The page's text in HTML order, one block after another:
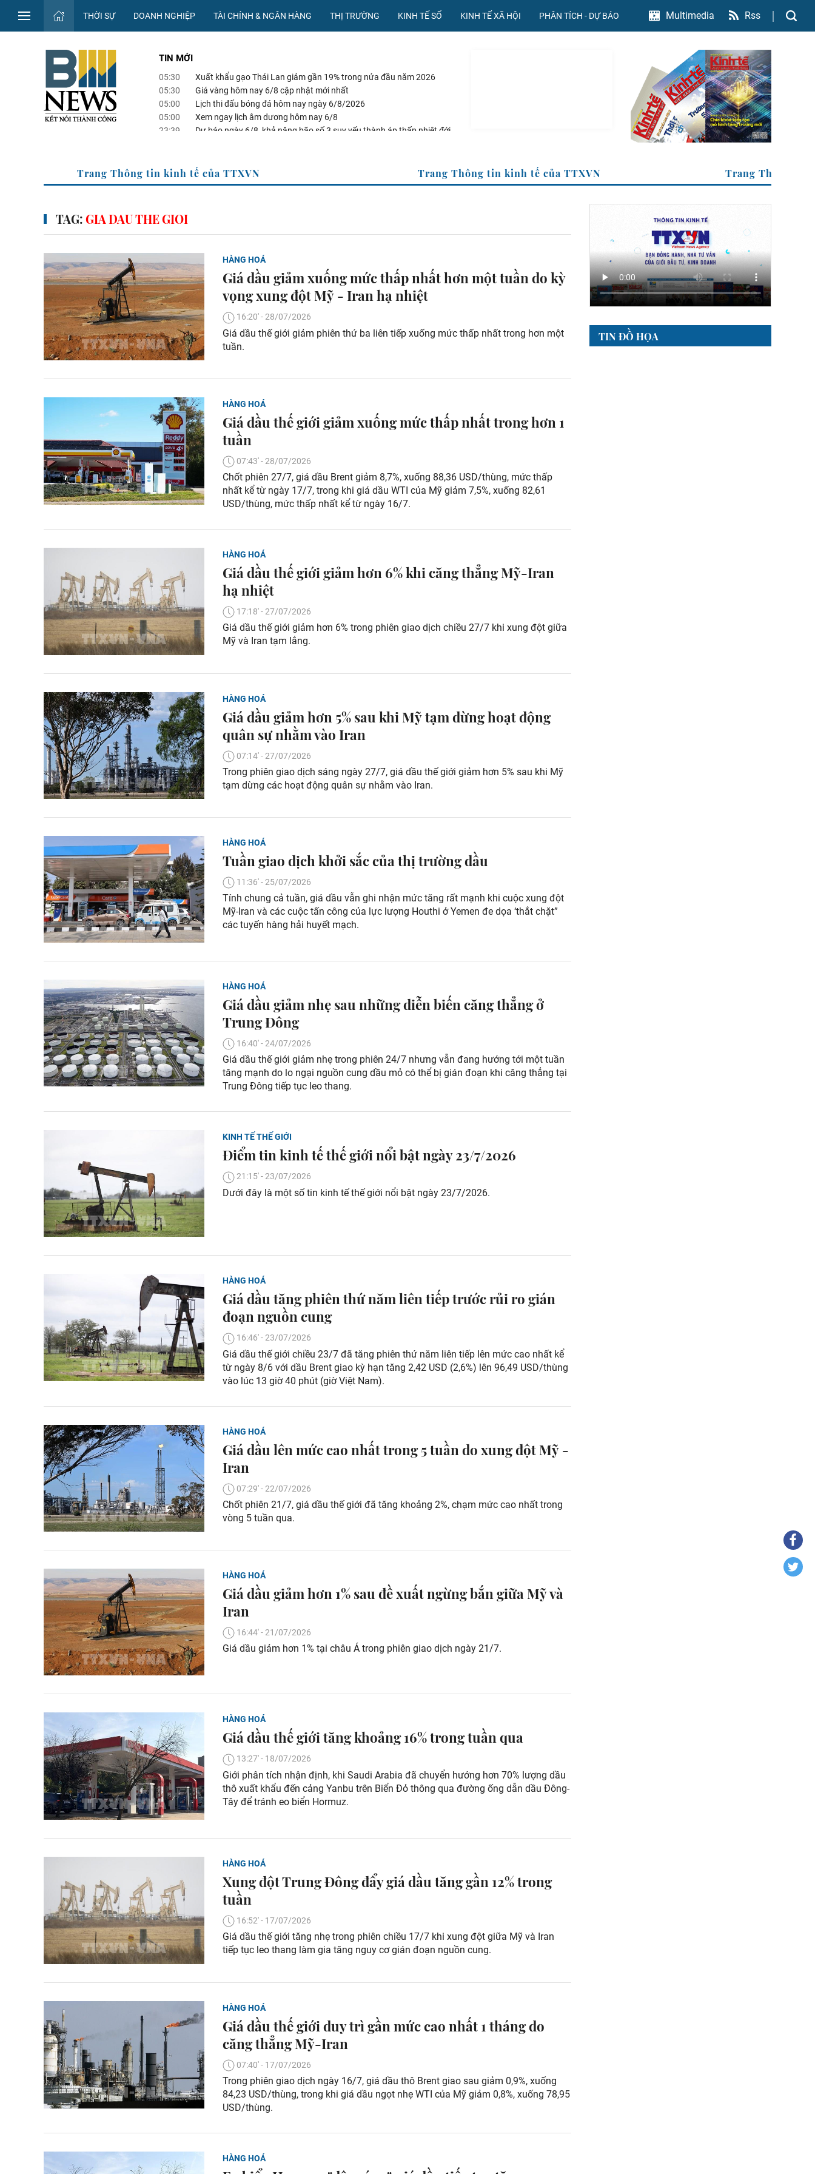
THỜI SỰ DOANH NGHIỆP TÀI CHÍNH & NGÂN HÀNG THỊ TRƯỜNG KINH TẾ SỐ KINH TẾ XÃ HỘI PHÂN TÍCH - DỰ BÁO Multimedia Rss
TIN MỚI
05:30
Xuất khẩu gạo Thái Lan giảm gần 19% trong nửa đầu năm 2026
05:30
Giá vàng hôm nay 6/8 cập nhật mới nhất
05:00
Lịch thi đấu bóng đá hôm nay ngày 6/8/2026
05:00
Xem ngay lịch âm dương hôm nay 6/8
23:39
Dự báo ngày 6/8, khả năng bão số 3 suy yếu thành áp thấp nhiệt đới
Trang Thông tin kinh tế của TTXVN Trang Thông tin kinh tế của TTXVN
TAG:GIA DAU THE GIOI
HÀNG HOÁ
Giá dầu giảm xuống mức thấp nhất hơn một tuần do kỳ
vọng xung đột Mỹ - Iran hạ nhiệt
16:20' - 28/07/2026
Giá dầu thế giới giảm phiên thứ ba liên tiếp xuống mức thấp nhất trong hơn một
tuần.
HÀNG HOÁ
Giá dầu thế giới giảm xuống mức thấp nhất trong hơn 1
tuần
07:43' - 28/07/2026
Chốt phiên 27/7, giá dầu Brent giảm 8,7%, xuống 88,36 USD/thùng, mức thấp
nhất kể từ ngày 17/7, trong khi giá dầu WTI của Mỹ giảm 7,5%, xuống 82,61
USD/thùng, mức thấp nhất kể từ ngày 16/7.
HÀNG HOÁ
Giá dầu thế giới giảm hơn 6% khi căng thẳng Mỹ-Iran
hạ nhiệt
17:18' - 27/07/2026
Giá dầu thế giới giảm hơn 6% trong phiên giao dịch chiều 27/7 khi xung đột giữa
Mỹ và Iran tạm lắng.
HÀNG HOÁ
Giá dầu giảm hơn 5% sau khi Mỹ tạm dừng hoạt động
quân sự nhằm vào Iran
07:14' - 27/07/2026
Trong phiên giao dịch sáng ngày 27/7, giá dầu thế giới giảm hơn 5% sau khi Mỹ
tạm dừng các hoạt động quân sự nhằm vào Iran.
HÀNG HOÁ
Tuần giao dịch khởi sắc của thị trường dầu
11:36' - 25/07/2026
Tính chung cả tuần, giá dầu vẫn ghi nhận mức tăng rất mạnh khi cuộc xung đột
Mỹ-Iran và các cuộc tấn công của lực lượng Houthi ở Yemen đe dọa ‘thắt chặt”
các tuyến hàng hải huyết mạch.
HÀNG HOÁ
Giá dầu giảm nhẹ sau những diễn biến căng thẳng ở
Trung Đông
16:40' - 24/07/2026
Giá dầu thế giới giảm nhẹ trong phiên 24/7 nhưng vẫn đang hướng tới một tuần
tăng mạnh do lo ngại nguồn cung dầu mỏ có thể bị gián đoạn khi căng thẳng tại
Trung Đông tiếp tục leo thang.
KINH TẾ THẾ GIỚI
Điểm tin kinh tế thế giới nổi bật ngày 23/7/2026
21:15' - 23/07/2026
Dưới đây là một số tin kinh tế thế giới nổi bật ngày 23/7/2026.
HÀNG HOÁ
Giá dầu tăng phiên thứ năm liên tiếp trước rủi ro gián
đoạn nguồn cung
16:46' - 23/07/2026
Giá dầu thế giới chiều 23/7 đã tăng phiên thứ năm liên tiếp lên mức cao nhất kể
từ ngày 8/6 với dầu Brent giao kỳ hạn tăng 2,42 USD (2,6%) lên 96,49 USD/thùng
vào lúc 13 giờ 40 phút (giờ Việt Nam).
HÀNG HOÁ
Giá dầu lên mức cao nhất trong 5 tuần do xung đột Mỹ -
Iran
07:29' - 22/07/2026
Chốt phiên 21/7, giá dầu thế giới đã tăng khoảng 2%, chạm mức cao nhất trong
vòng 5 tuần qua.
HÀNG HOÁ
Giá dầu giảm hơn 1% sau đề xuất ngừng bắn giữa Mỹ và
Iran
16:44' - 21/07/2026
Giá dầu giảm hơn 1% tại châu Á trong phiên giao dịch ngày 21/7.
HÀNG HOÁ
Giá dầu thế giới tăng khoảng 16% trong tuần qua
13:27' - 18/07/2026
Giới phân tích nhận định, khi Saudi Arabia đã chuyển hướng hơn 70% lượng dầu
thô xuất khẩu đến cảng Yanbu trên Biển Đỏ thông qua đường ống dẫn dầu Đông-
Tây để tránh eo biển Hormuz.
HÀNG HOÁ
Xung đột Trung Đông đẩy giá dầu tăng gần 12% trong
tuần
16:52' - 17/07/2026
Giá dầu thế giới tăng nhẹ trong phiên chiều 17/7 khi xung đột giữa Mỹ và Iran
tiếp tục leo thang làm gia tăng nguy cơ gián đoạn nguồn cung.
HÀNG HOÁ
Giá dầu thế giới duy trì gần mức cao nhất 1 tháng do
căng thẳng Mỹ-Iran
07:40' - 17/07/2026
Trong phiên giao dịch ngày 16/7, giá dầu thô Brent giao sau giảm 0,9%, xuống
84,23 USD/thùng, trong khi giá dầu ngọt nhẹ WTI của Mỹ giảm 0,8%, xuống 78,95
USD/thùng.
HÀNG HOÁ
TIN ĐỒ HỌA